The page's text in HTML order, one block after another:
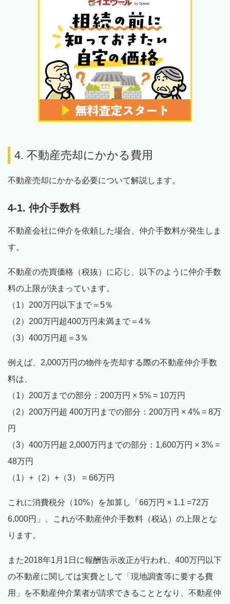
4. 不動産売却にかかる費用
不動産売却にかかる必要について解説します。
4-1. 仲介手数料
不動産会社に仲介を依頼した場合、仲介手数料が発生しま
す。
不動産の売買価格（税抜）に応じ、以下のように仲介手数
料の上限が決まっています。
（1）200万円以下まで＝5％
（2）200万円超400万円未満まで＝4％
（3）400万円超＝3％
例えば、2,000万円の物件を売却する際の不動産仲介手数
料は、
（1）200万までの部分：200万円 × 5% = 10万円
（2）200万円超 400万円までの部分：200万円 × 4% = 8万
円
（3）400万円超 2,000万円までの部分：1,600万円 × 3% =
48万円
（1）+（2）+（3） = 66万円
これに消費税分（10%）を加算し「66万円 × 1.1 =72万
6,000円」、これが不動産仲介手数料（税込）の上限とな
ります。
また2018年1月1日に報酬告示改正が行われ、400万円以下
の不動産に関しては実費として「現地調査等に要する費
用」を不動産仲介業者が請求できることとなり、不動産仲